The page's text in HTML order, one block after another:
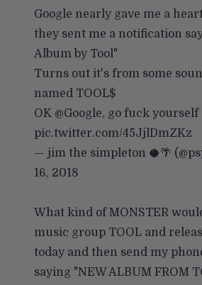
Google nearly gave me a
they sent me a notification
Album by Tool"
Turns out it's from some
named TOOL$
OK @Google, go fuck yourself
pic.twitter.com/45JjlDmZKz
— jim the simpleton 🥥🌴
16, 2018
What kind of MONSTER
music group TOOL and
today and then send my
saying "NEW ALBUM FROM